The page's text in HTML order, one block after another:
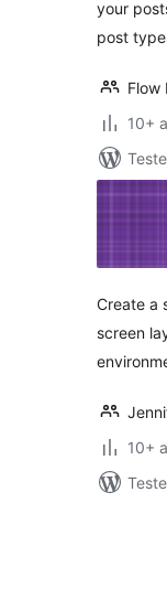
your
post
Flow
10+
Create a
screen
10+